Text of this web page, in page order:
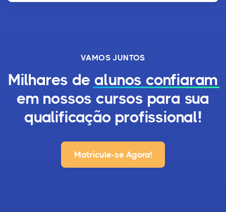
VAMOS JUNTOS
Milhares de alunos confiaram
em nossos cursos para sua
qualificação profissional!
Matricule-se Agora!